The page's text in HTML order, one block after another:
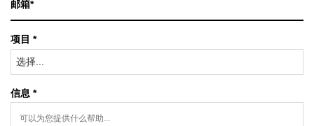
项目 *
选择...
信息 *